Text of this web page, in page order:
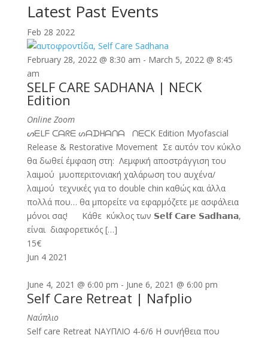
Latest Past Events
Feb 28 2022
February 28, 2022 @ 8:30 am - March 5, 2022 @ 8:45
am
SELF CARE SADHANA | NECK
Edition
Online Zoom
ᔕᗴLᖴ ᑕᗩᖇᗴ ᔕᗩᗪᕼᗩᑎᗩ ᑎᗴᑕK Edition Myofascial
Release & Restorative Movement Σε αυτόν τον κύκλο
θα δωθεί έμφαση στη: Λεμφική αποστράγγιση του
λαιμού ︎μυοπεριτονιακή χαλάρωση του αυχένα/
λαιμού τεχνικές για το double chin καθώς και άλλα
πολλά που… θα μπορείτε να εφαρμόζετε με ασφάλεια
μόνοι σας! Κάθε κύκλος των 𝗦𝗲𝗹𝗳 𝗖𝗮𝗿𝗲 𝗦𝗮𝗱𝗵𝗮𝗻𝗮,
είναι διαφορετικός […]
15€
Jun 4 2021
June 4, 2021 @ 6:00 pm - June 6, 2021 @ 6:00 pm
Self Care Retreat | Nafplio
Nαύπλιο
Self care Retreat ΝΑΥΠΛΙΟ 4-6/6 H συνήθεια που